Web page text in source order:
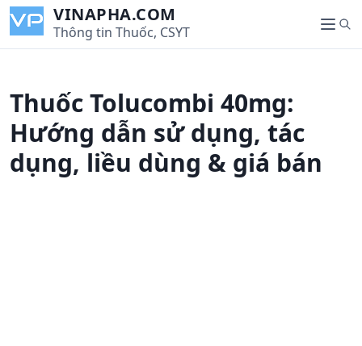
i
VINAPHA.COM
Thông tin Thuốc, CSYT
M
e
S
e
Thuốc Tolucombi 40mg:
Hướng dẫn sử dụng, tác
dụng, liều dùng & giá bán